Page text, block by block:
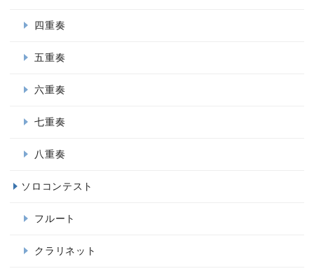
四重奏
五重奏
六重奏
七重奏
八重奏
ソロコンテスト
フルート
クラリネット